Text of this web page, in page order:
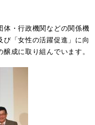
・行政機関などの関係機
「女性の活躍促進」に向
成に取り組んでいます。